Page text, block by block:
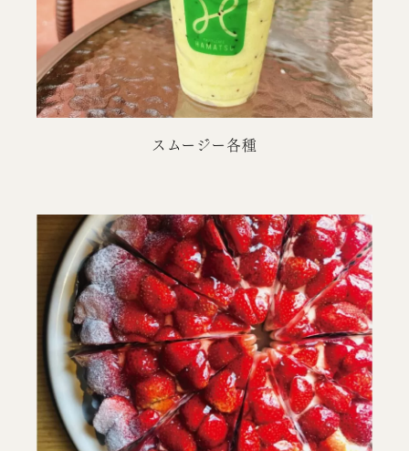
スムージー各種